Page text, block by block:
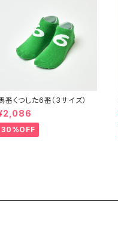
番くつした6番（3サイズ）
30%OFF